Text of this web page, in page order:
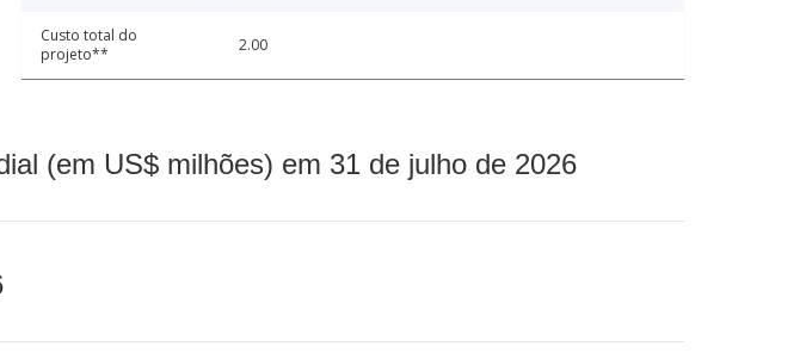
Custo total do
projeto**
2.00
(em US$ milhões) em 31 de julho de 2026